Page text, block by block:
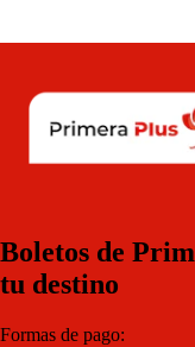
Boletos de
tu destino
Formas de pago: